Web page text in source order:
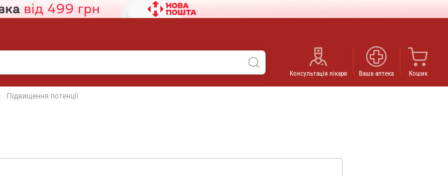
Консультація лікаря Ваша аптека Кошик
Підвищення потенції